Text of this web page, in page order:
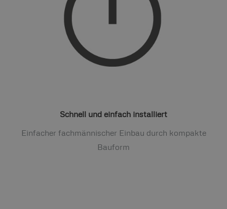
Schnell und einfach installiert
Einfacher fachmännischer Einbau durch kompakte
Bauform